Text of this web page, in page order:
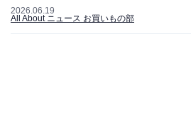
2026.06.19
All About ニュース お買いもの部